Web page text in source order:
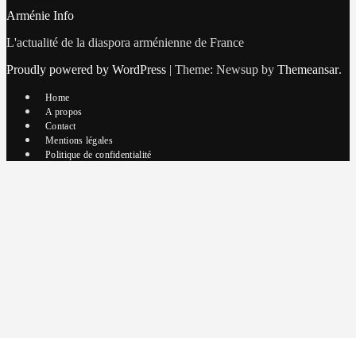
Arménie Info
L'actualité de la diaspora arménienne de France
Proudly powered by WordPress | Theme: Newsup by Themeansar.
Home
A propos
Contact
Mentions légales
Politique de confidentialité